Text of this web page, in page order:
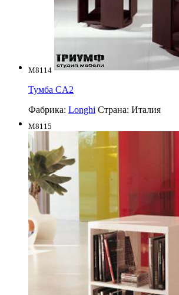
M8114
Тумба CA2
Фабрика: Longhi Страна: Италия
M8115